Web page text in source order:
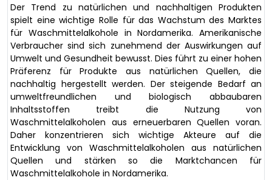
Der Trend zu natürlichen und nachhaltigen Produkten
spielt eine wichtige Rolle für das Wachstum des Marktes
für Waschmittelalkohole in Nordamerika. Amerikanische
Verbraucher sind sich zunehmend der Auswirkungen auf
Umwelt und Gesundheit bewusst. Dies führt zu einer hohen
Präferenz für Produkte aus natürlichen Quellen, die
nachhaltig hergestellt werden. Der steigende Bedarf an
umweltfreundlichen und biologisch abbaubaren
Inhaltsstoffen treibt die Nutzung von
Waschmittelalkoholen aus erneuerbaren Quellen voran.
Daher konzentrieren sich wichtige Akteure auf die
Entwicklung von Waschmittelalkoholen aus natürlichen
Quellen und stärken so die Marktchancen für
Waschmittelalkohole in Nordamerika.